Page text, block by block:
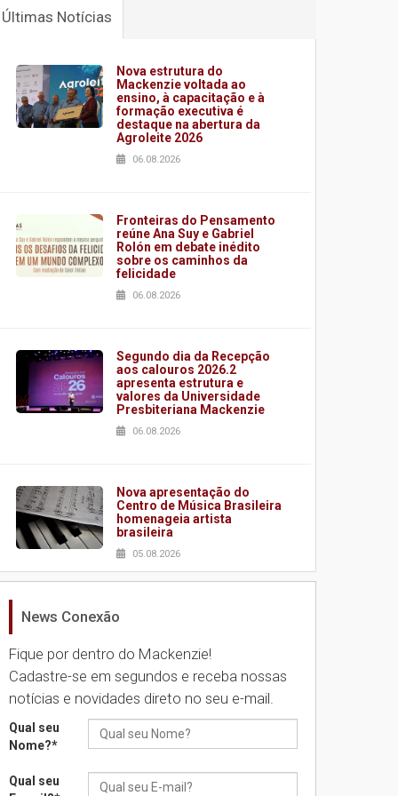
Últimas Notícias
Nova estrutura do
Mackenzie voltada ao
ensino, à capacitação e à
formação executiva é
destaque na abertura da
Agroleite 2026
06.08.2026
Fronteiras do Pensamento
reúne Ana Suy e Gabriel
Rolón em debate inédito
sobre os caminhos da
felicidade
06.08.2026
Segundo dia da Recepção
aos calouros 2026.2
apresenta estrutura e
valores da Universidade
Presbiteriana Mackenzie
06.08.2026
Nova apresentação do
Centro de Música Brasileira
homenageia artista
brasileira
05.08.2026
Universidade Mackenzie
Seminário discute desafios
das novas tecnologias em
sistemas solares
04.08.2026
News Conexão
Fique por dentro do Mackenzie!
Cadastre-se em segundos e receba nossas
notícias e novidades direto no seu e-mail.
Qual seu
Nome?*
Qual seu